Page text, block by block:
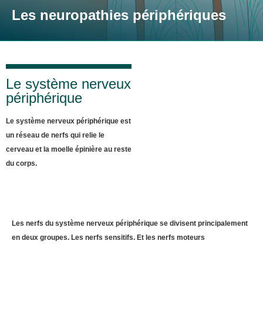
Les neuropathies périphériques
Le système nerveux
périphérique
Le système nerveux périphérique est
un réseau de nerfs qui relie le
cerveau et la moelle épinière au reste
du corps.
Les nerfs du système nerveux périphérique se divisent principalement
en deux groupes. Les nerfs sensitifs. Et les nerfs moteurs